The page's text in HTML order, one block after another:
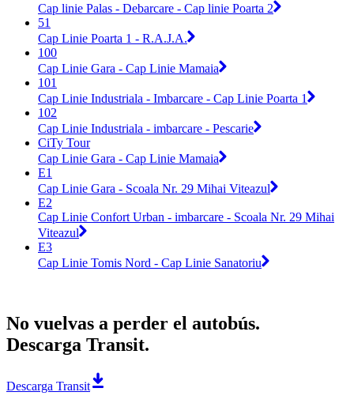
Cap linie Palas - Debarcare - Cap linie Poarta 2
51
Cap Linie Poarta 1 - R.A.J.A.
100
Cap Linie Gara - Cap Linie Mamaia
101
Cap Linie Industriala - Imbarcare - Cap Linie Poarta 1
102
Cap Linie Industriala - imbarcare - Pescarie
CiTy Tour
Cap Linie Gara - Cap Linie Mamaia
E1
Cap Linie Gara - Scoala Nr. 29 Mihai Viteazul
E2
Cap Linie Confort Urban - imbarcare - Scoala Nr. 29 Mihai
Viteazul
E3
Cap Linie Tomis Nord - Cap Linie Sanatoriu
No vuelvas a perder el autobús.
Descarga Transit.
Descarga Transit